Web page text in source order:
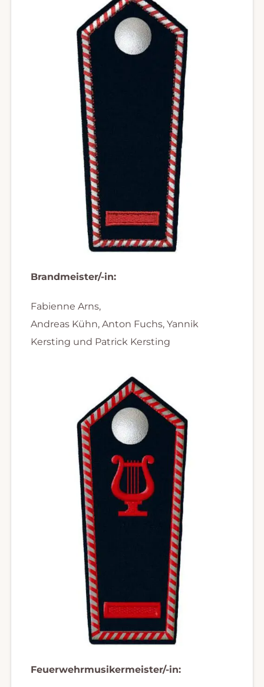
Brandmeister/-in:
Fabienne Arns,
Andreas Kühn, Anton Fuchs, Yannik
Kersting und Patrick Kersting
Feuerwehrmusikermeister/-in: